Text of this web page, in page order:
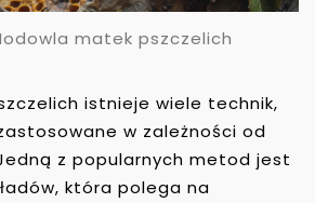
matek pszczelich
istnieje wiele technik,
w zależności od
z popularnych metod jest
która polega na